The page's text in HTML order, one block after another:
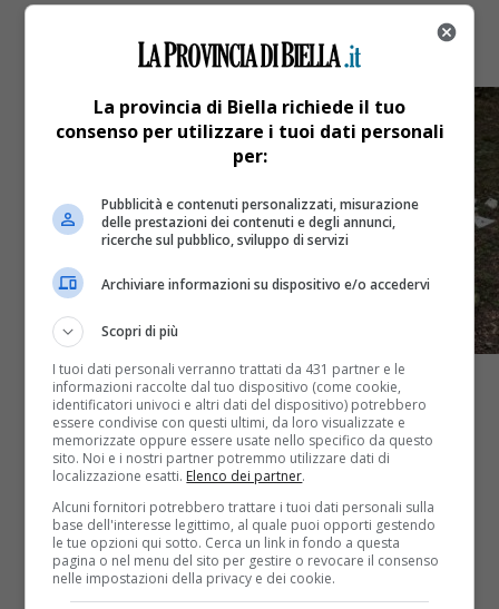
Mongrando e la sua vice
Cronaca 2 anni fa
“C’è un’altra piccola discarica a cielo
aperto a Mongrando” – FOTO
La provincia di Biella richiede il tuo
consenso per utilizzare i tuoi dati personali
per:
Pubblicità e contenuti personalizzati, misurazione
delle prestazioni dei contenuti e degli annunci,
ricerche sul pubblico, sviluppo di servizi
Archiviare informazioni su dispositivo e/o accedervi
Scopri di più
I tuoi dati personali verranno trattati da 431 partner e le
informazioni raccolte dal tuo dispositivo (come cookie,
identificatori univoci e altri dati del dispositivo) potrebbero
essere condivise con questi ultimi, da loro visualizzate e
memorizzate oppure essere usate nello specifico da questo
sito. Noi e i nostri partner potremmo utilizzare dati di
localizzazione esatti. Elenco dei partner.
Alcuni fornitori potrebbero trattare i tuoi dati personali sulla
base dell'interesse legittimo, al quale puoi opporti gestendo
le tue opzioni qui sotto. Cerca un link in fondo a questa
pagina o nel menu del sito per gestire o revocare il consenso
nelle impostazioni della privacy e dei cookie.